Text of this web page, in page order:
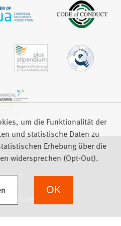
Barrierefreiheit
um die Funktionalität der
und statistische Daten zu
Erhebung über die
widersprechen (Opt-Out).
OK